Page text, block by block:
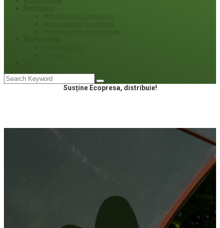
Susține Ecopresa, distribuie!